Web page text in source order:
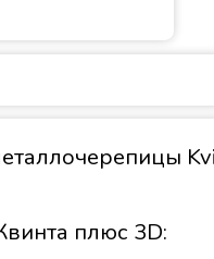
плюс 3D: